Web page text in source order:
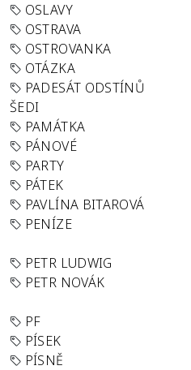
OSLAVY
OSTRAVA
OSTROVANKA
OTÁZKA
PADESÁT ODSTÍNŮ
ŠEDI
PAMÁTKA
PÁNOVÉ
PARTY
PÁTEK
PAVLÍNA BITAROVÁ
PENÍZE
PETR LUDWIG
PETR NOVÁK
PF
PÍSEK
PÍSNĚ